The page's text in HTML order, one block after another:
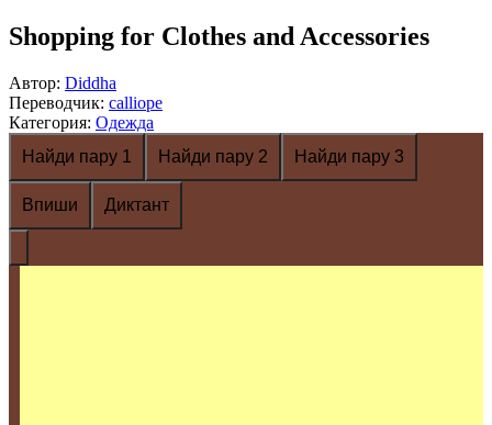
Shopping for Clothes and Accessories
Автор: Diddha
Переводчик: calliope
Категория: Одежда
Найди пару 1
Найди пару 2 Найди пару 3
Впиши Диктант